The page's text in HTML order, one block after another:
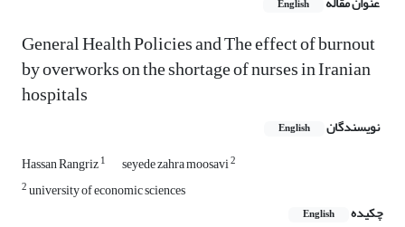
English
General Health Policies and The effect of burnout
by overworks on the shortage of nurses in Iranian
hospitals
نویسندگان English
Hassan Rangriz1 seyede zahra moosavi2
2university of economic sciences
چکیده
English